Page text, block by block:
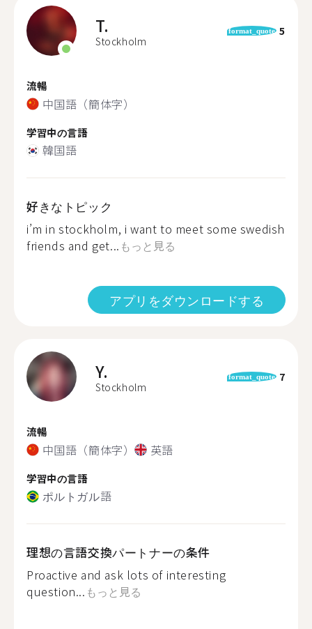
T.
Stockholm
format_quote 5
流暢
中国語（簡体字）
学習中の言語
韓国語
好きなトピック
i’m in stockholm, i want to meet some swedish
friends and get... もっと見る
アプリをダウンロードする
Y.
Stockholm
format_quote 7
流暢
中国語（簡体字） 英語
学習中の言語
ポルトガル語
理想の言語交換パートナーの条件
Proactive and ask lots of interesting
question... もっと見る